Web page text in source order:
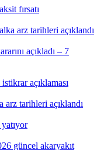
fırsatı
arz tarihleri açıklandı
açıkladı – 7
açıklaması
tarihleri açıklandı
güncel akaryakıt